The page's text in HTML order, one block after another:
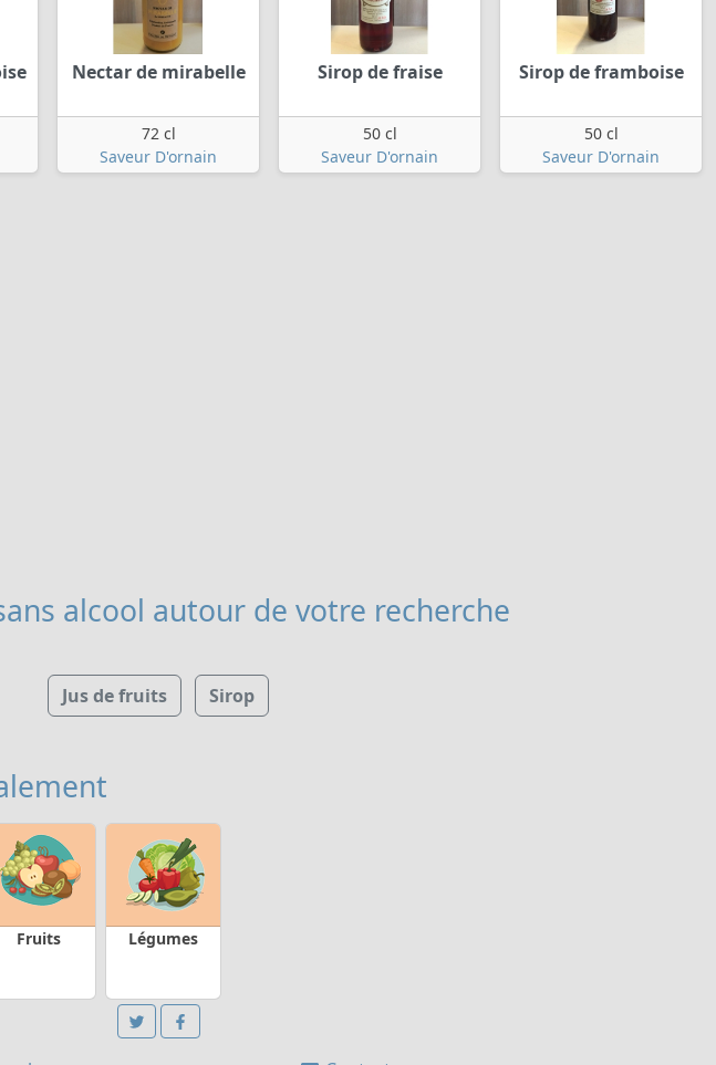
Nectar de mirabelle
72 cl
Saveur D'ornain
Sirop de fraise
50 cl
Saveur D'ornain
Sirop de framboise
50 cl
Saveur D'ornain
alcool autour de votre recherche
Jus de fruits Sirop
Fruits Légumes